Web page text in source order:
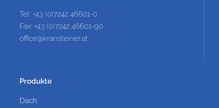
Tel: +43 (0)7242 46601-0
Fax: +43 (0)7242 46601-90
office@kransteiner.at
Produkte
Dach